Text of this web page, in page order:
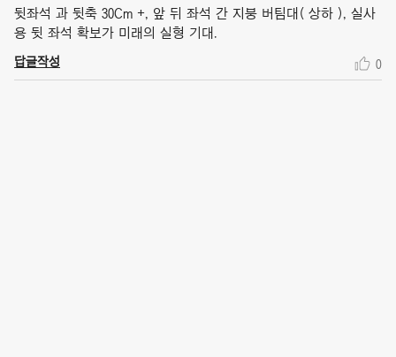
뒷좌석 과 뒷축 30Cm +, 앞 뒤 좌석 간 지붕 버팀대( 상하 ), 실사
용 뒷 좌석 확보가 미래의 실형 기대.
답글작성 0